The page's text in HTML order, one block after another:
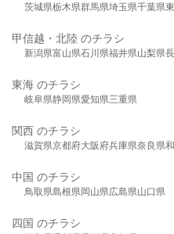
茨城県栃木県群馬県埼玉県千葉県
甲信越・北陸 のチラシ
新潟県富山県石川県福井県山梨県
東海 のチラシ
岐阜県静岡県愛知県三重県
関西 のチラシ
滋賀県京都府大阪府兵庫県奈良県
中国 のチラシ
鳥取県島根県岡山県広島県山口県
四国 のチラシ